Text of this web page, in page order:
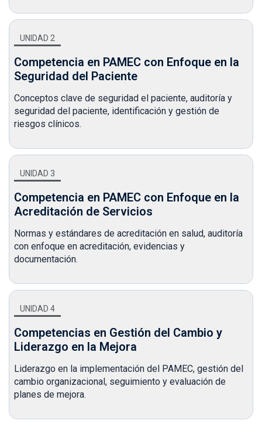
UNIDAD 2
Competencia en PAMEC con Enfoque en la
Seguridad del Paciente
Conceptos clave de seguridad el paciente, auditoría y
seguridad del paciente, identificación y gestión de
riesgos clínicos.
UNIDAD 3
Competencia en PAMEC con Enfoque en la
Acreditación de Servicios
Normas y estándares de acreditación en salud, auditoría
con enfoque en acreditación, evidencias y
documentación.
UNIDAD 4
Competencias en Gestión del Cambio y
Liderazgo en la Mejora
Liderazgo en la implementación del PAMEC, gestión del
cambio organizacional, seguimiento y evaluación de
planes de mejora.